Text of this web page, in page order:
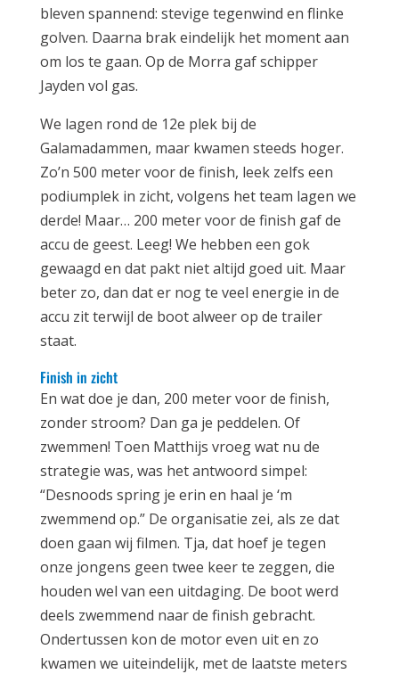
bleven spannend: stevige tegenwind en flinke
golven. Daarna brak eindelijk het moment aan
om los te gaan. Op de Morra gaf schipper
Jayden vol gas.
We lagen rond de 12e plek bij de
Galamadammen, maar kwamen steeds hoger.
Zo’n 500 meter voor de finish, leek zelfs een
podiumplek in zicht, volgens het team lagen we
derde! Maar… 200 meter voor de finish gaf de
accu de geest. Leeg! We hebben een gok
gewaagd en dat pakt niet altijd goed uit. Maar
beter zo, dan dat er nog te veel energie in de
accu zit terwijl de boot alweer op de trailer
staat.
Finish in zicht
En wat doe je dan, 200 meter voor de finish,
zonder stroom? Dan ga je peddelen. Of
zwemmen! Toen Matthijs vroeg wat nu de
strategie was, was het antwoord simpel:
“Desnoods spring je erin en haal je ‘m
zwemmend op.” De organisatie zei, als ze dat
doen gaan wij filmen. Tja, dat hoef je tegen
onze jongens geen twee keer te zeggen, die
houden wel van een uitdaging. De boot werd
deels zwemmend naar de finish gebracht.
Ondertussen kon de motor even uit en zo
kwamen we uiteindelijk, met de laatste meters